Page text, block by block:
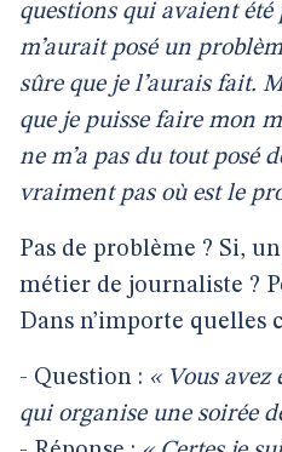
questions qui avaient
m’aurait posé un
sûre que je l’aurais fait.
que je puisse faire mon
ne m’a pas du tout posé
vraiment pas où est le
Pas de problème ? Si,
métier de journaliste ?
Dans n’importe quelles
- Question : « Vous avez
qui organise une soirée